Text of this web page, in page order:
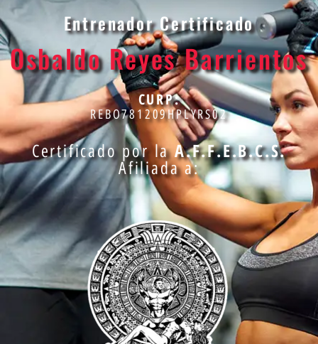
Entrenador Certificado
Osbaldo Reyes Barrientos
CURP:
REBO781209HPLYRS02
Certificado por laA.F.F.E.B.C.S.
Afiliada a: